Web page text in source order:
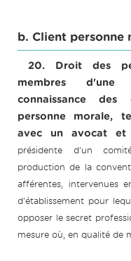
b. Client personne
20. Droit des
membres d'une
connaissance des
personne morale,
avec un avocat et
présidente d'un
production de la
afférentes, intervenues
d'établissement pour
opposer le secret
mesure où, en qualité de